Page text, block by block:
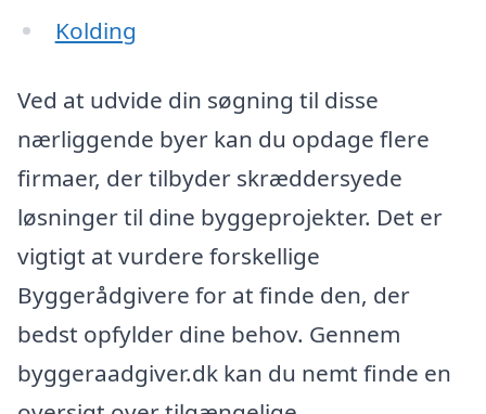
Kolding
Ved at udvide din søgning til disse
nærliggende byer kan du opdage flere
firmaer, der tilbyder skræddersyede
løsninger til dine byggeprojekter. Det er
vigtigt at vurdere forskellige
Byggerådgivere for at finde den, der
bedst opfylder dine behov. Gennem
byggeraadgiver.dk kan du nemt finde en